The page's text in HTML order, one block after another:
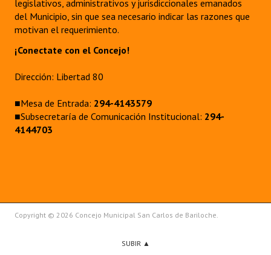
legislativos, administrativos y jurisdiccionales emanados
del Municipio, sin que sea necesario indicar las razones que
motivan el requerimiento.
¡Conectate con el Concejo!
Dirección: Libertad 80
■Mesa de Entrada: 294-4143579
■Subsecretaría de Comunicación Institucional: 294-
4144703
Copyright © 2026 Concejo Municipal San Carlos de Bariloche.
SUBIR ▲